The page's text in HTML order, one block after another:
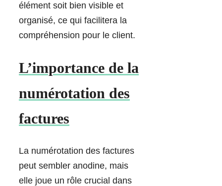
élément soit bien visible et
organisé, ce qui facilitera la
compréhension pour le client.
L’importance de la
numérotation des
factures
La numérotation des factures
peut sembler anodine, mais
elle joue un rôle crucial dans